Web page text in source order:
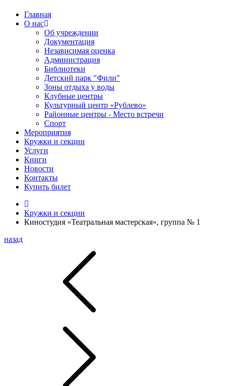
Главная
О нас
Об учреждении
Документация
Независимая оценка
Администрация
Библиотеки
Детский парк "Фили"
Зоны отдыха у воды
Клубные центры
Культурный центр «Рублево»
Районные центры - Место встречи
Спорт
Мероприятия
Кружки и секции
Услуги
Книги
Новости
Контакты
Купить билет
Кружки и секции
Киностудия «Театральная мастерская», группа № 1
назад